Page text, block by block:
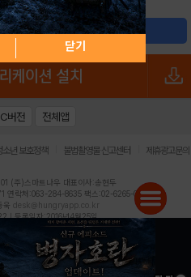
글쓰기
닫기
버전 전체앱
소년 보호정책 불법촬영물 신고센터 제휴광고문의
(주)스마트나우 대표이사:송현두
연락처:063-284-8635 팩스:02-6265-0377
욱 desk@hungryapp.co.kr
| 등록일자:2016년4월25일
우 송현두 | 편집인:김동욱
를 받으므로, 무단 전재, 복사, 배포 등을 금합니다.
All Rights Reserved.